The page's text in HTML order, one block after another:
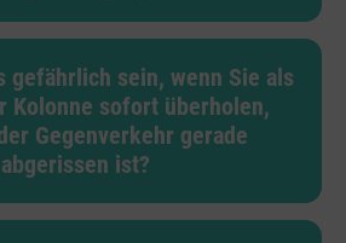
gefährlich sein, wenn Sie als
Kolonne sofort überholen,
Gegenverkehr gerade
abgerissen ist?